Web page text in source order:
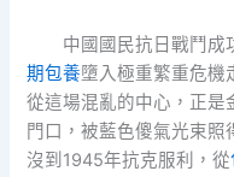
中國國民抗日戰鬥成
期包養墮入極重繁重危機
從這場混亂的中心，正是
門口，被藍色傻氣光束
沒到1945年抗克服利，從